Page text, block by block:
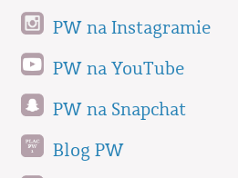
PW na Instagramie
PW na YouTube
PW na Snapchat
Blog PW